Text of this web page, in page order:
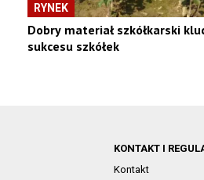
RYNEK
Dobry materiał szkółkarski
sukcesu szkółek
KONTAKT I
Kontakt